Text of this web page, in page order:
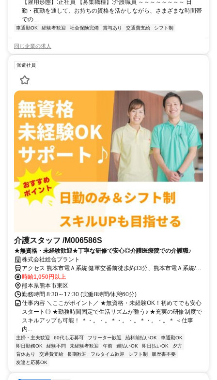
【雇用形態】:正社員 【募集職種】:介護職員 ～～～～～～～～ 日
勤・夜勤を通して、お持ちの資格を活かしながら、さまざまな時間帯
での...
車通勤OK 経験者歓迎 社会保険完備 賞与あり 交通費支給 シフト制
同じ企業の求人
派遣社員
介護スタッフ /M006586S
★無資格・未経験歓迎★丁寧な研修で安心◎介護医療院での介護職♪
株式会社総合プラント
アクセス 熊本市電Ａ系統 健軍交番前徒歩約33分、熊本市電Ａ系統/熊
本市電Ｂ系統 健軍町徒歩約33分、熊本市電Ａ系統/熊本市電Ｂ系統 神
水交差点徒歩約34分 熊本県熊本市東区新外３丁目
時給1,050円以上
熊本県熊本市東区
勤務時間 8:30～17:30 (実働8時間/休憩60分)
仕事内容 ＼ここがポイント／ ★無資格・未経験OK！初めてでも安心
スタート◎ ★勤務時間固定で生活リズムが整う♪ ★充実の研修制度で
スキルアップも可能！ ＊・。・。＊・。・。＊・。・。＊ ＜仕事
内...
主婦・主夫歓迎 60代も応募可 フリーター歓迎 給料前払いOK
車通勤OK
即日勤務OK
経験不問 未経験者歓迎 午前 週払いOK 即日払いOK
夕方
育休あり
交通費支給 長期歓迎 フルタイム歓迎 シフト制
履歴書不要
友達と応募OK